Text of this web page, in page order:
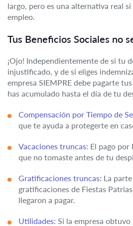
largo, pero es una alternativa real
empleo.
Tus Beneficios Sociales no
¡Ojo! Independientemente de si tu
injustificado, y de si eliges
empresa SIEMPRE debe pagarte
has acumulado hasta el día de tu
Compensación por Tiempo de
que te ayuda a protegerte en
Vacaciones truncas: El pago por
que no tomaste antes de tu
Gratificaciones truncas: La
gratificaciones de Fiestas
llegaron a pagar.
Utilidades: Si la empresa obtuvo